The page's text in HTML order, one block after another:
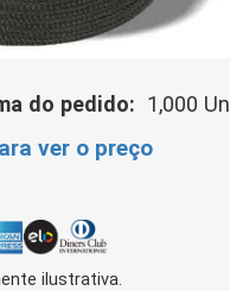
do pedido: 1,000 Un
ver o preço
ilustrativa.